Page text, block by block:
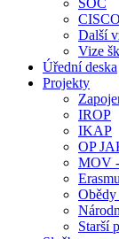
SOČ
Další
Vize
Úřední deska
Projekty
IROP
IKAP
OP
MOV -
Obědy
Starší